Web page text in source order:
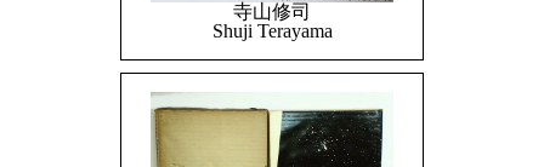
寺山修司
Shuji Terayama